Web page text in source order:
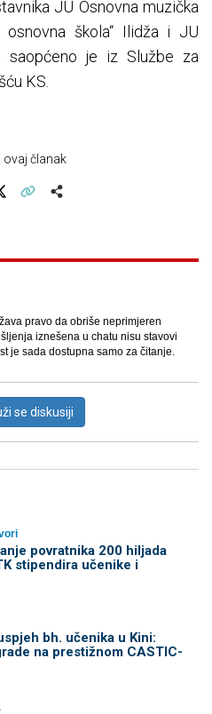
JU Osnovna muzička
osnovna škola“ Ilidža i JU
saopćeno je iz Službe za
KS.
ovaj članak
pravo da obriše neprimjeren
iznešena u chatu nisu stavovi
je sada dostupna samo za čitanje.
se diskusiji
povratnika 200 hiljada
stipendira učenike i
bh. učenika u Kini:
na prestižnom CASTIC-